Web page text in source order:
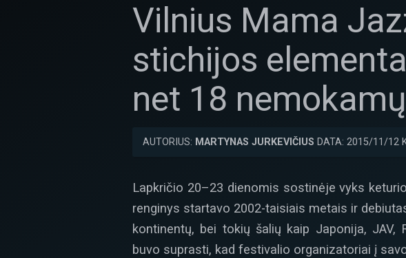
Vilnius Mama
stichijos
net 18
AUTORIUS: MARTYNAS JURKEVIČIUS DATA: 2015/11/12
Lapkričio 20–23 dienomis sostinėje vyks
renginys startavo 2002-taisiais metais ir
kontinentų, bei tokių šalių kaip Japonija, JAV,
buvo suprasti, kad festivalio organizatoriai į